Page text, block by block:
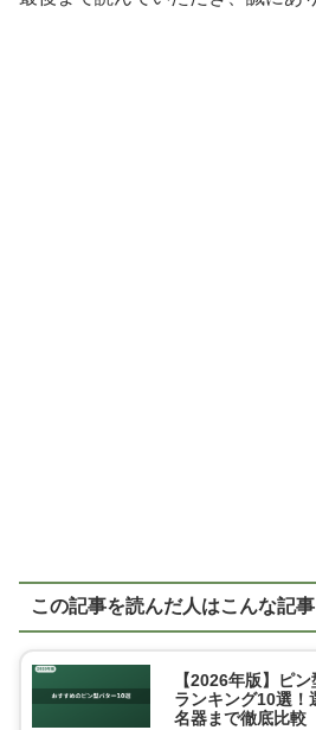
この記事を読んだ人はこんな記
【2026年版】ピ
ランキング10選！
名器まで徹底比較